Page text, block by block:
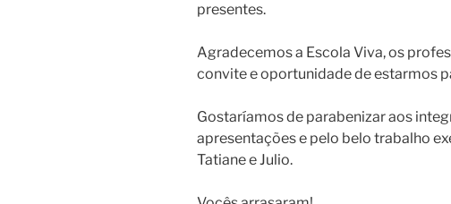
presentes.
Agradecemos a Escola Viva, os
convite e oportunidade de estarmos
Gostaríamos de parabenizar aos
apresentações e pelo belo trabalho
Tatiane e Julio.